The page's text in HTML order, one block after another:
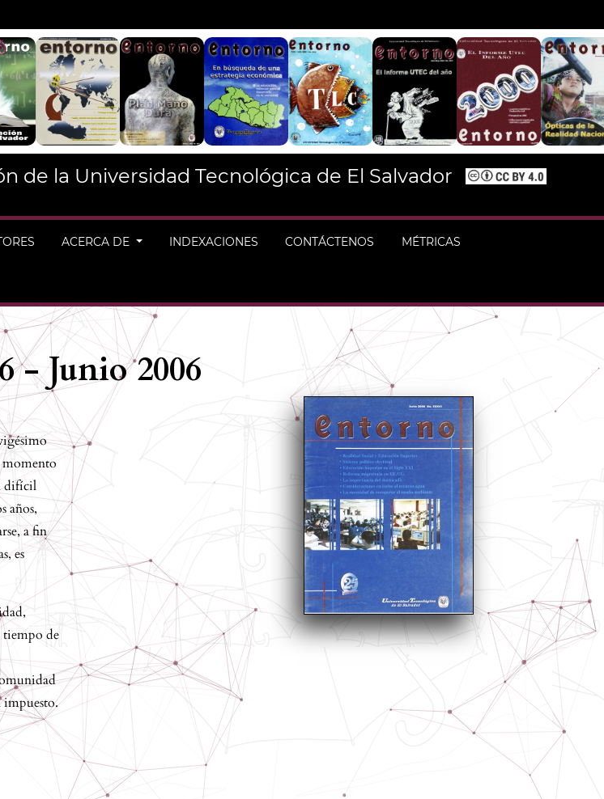
de la Universidad Tecnológica de El Salvador
ACERCA DE INDEXACIONES CONTÁCTENOS MÉTRICAS
- Junio 2006
momento
difícil
años,
a fin
es
tiempo de
impuesto.